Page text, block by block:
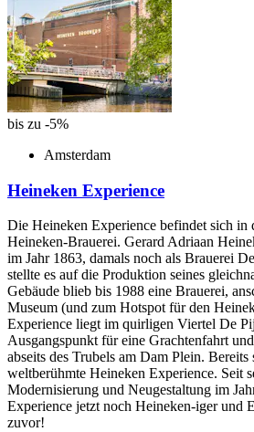
bis zu -5%
Amsterdam
Heineken Experience
Die Heineken Experience befindet sich in
Heineken-Brauerei. Gerard Adriaan
im Jahr 1863, damals noch als Brauerei
stellte es auf die Produktion seines
Gebäude blieb bis 1988 eine Brauerei,
Museum (und zum Hotspot für den
Experience liegt im quirligen Viertel De
Ausgangspunkt für eine Grachtenfahrt
abseits des Trubels am Dam Plein.
weltberühmte Heineken Experience. Seit
Modernisierung und Neugestaltung im
Experience jetzt noch Heineken-iger und
zuvor!